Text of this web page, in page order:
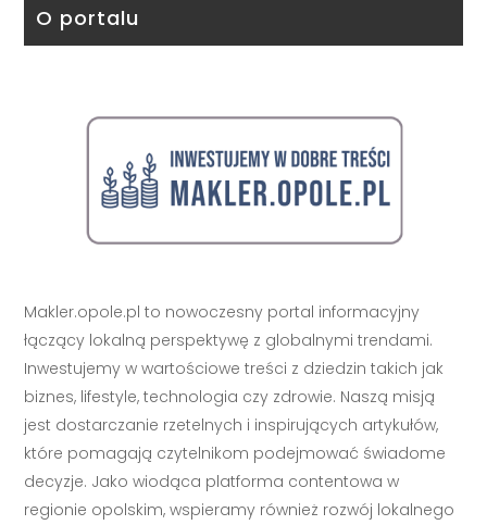
O portalu
Makler.opole.pl to nowoczesny portal informacyjny
łączący lokalną perspektywę z globalnymi trendami.
Inwestujemy w wartościowe treści z dziedzin takich jak
biznes, lifestyle, technologia czy zdrowie. Naszą misją
jest dostarczanie rzetelnych i inspirujących artykułów,
które pomagają czytelnikom podejmować świadome
decyzje. Jako wiodąca platforma contentowa w
regionie opolskim, wspieramy również rozwój lokalnego